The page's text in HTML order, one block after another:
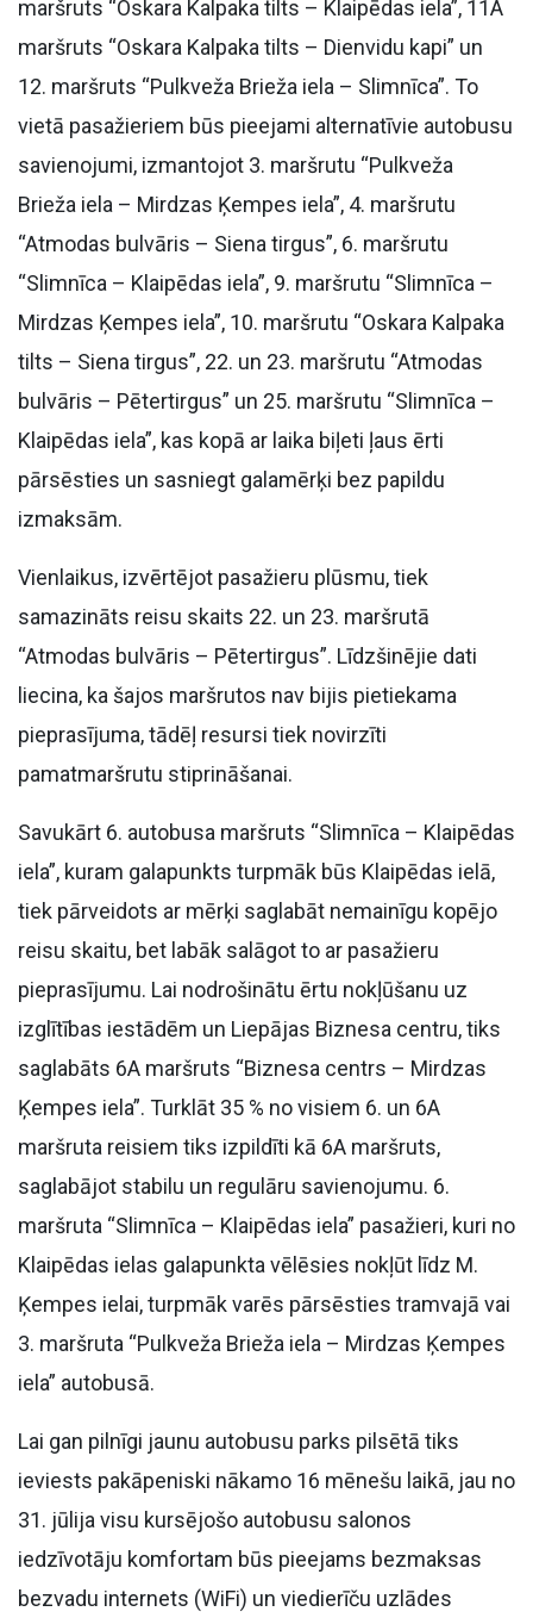
maršruts “Oskara Kalpaka tilts – Klaipēdas iela”, 11A
maršruts “Oskara Kalpaka tilts – Dienvidu kapi” un
12. maršruts “Pulkveža Brieža iela – Slimnīca”. To
vietā pasažieriem būs pieejami alternatīvie autobusu
savienojumi, izmantojot 3. maršrutu “Pulkveža
Brieža iela – Mirdzas Ķempes iela”, 4. maršrutu
“Atmodas bulvāris – Siena tirgus”, 6. maršrutu
“Slimnīca – Klaipēdas iela”, 9. maršrutu “Slimnīca –
Mirdzas Ķempes iela”, 10. maršrutu “Oskara Kalpaka
tilts – Siena tirgus”, 22. un 23. maršrutu “Atmodas
bulvāris – Pētertirgus” un 25. maršrutu “Slimnīca –
Klaipēdas iela”, kas kopā ar laika biļeti ļaus ērti
pārsēsties un sasniegt galamērķi bez papildu
izmaksām.
Vienlaikus, izvērtējot pasažieru plūsmu, tiek
samazināts reisu skaits 22. un 23. maršrutā
“Atmodas bulvāris – Pētertirgus”. Līdzšinējie dati
liecina, ka šajos maršrutos nav bijis pietiekama
pieprasījuma, tādēļ resursi tiek novirzīti
pamatmaršrutu stiprināšanai.
Savukārt 6. autobusa maršruts “Slimnīca – Klaipēdas
iela”, kuram galapunkts turpmāk būs Klaipēdas ielā,
tiek pārveidots ar mērķi saglabāt nemainīgu kopējo
reisu skaitu, bet labāk salāgot to ar pasažieru
pieprasījumu. Lai nodrošinātu ērtu nokļūšanu uz
izglītības iestādēm un Liepājas Biznesa centru, tiks
saglabāts 6A maršruts “Biznesa centrs – Mirdzas
Ķempes iela”. Turklāt 35 % no visiem 6. un 6A
maršruta reisiem tiks izpildīti kā 6A maršruts,
saglabājot stabilu un regulāru savienojumu. 6.
maršruta “Slimnīca – Klaipēdas iela” pasažieri, kuri no
Klaipēdas ielas galapunkta vēlēsies nokļūt līdz M.
Ķempes ielai, turpmāk varēs pārsēsties tramvajā vai
3. maršruta “Pulkveža Brieža iela – Mirdzas Ķempes
iela” autobusā.
Lai gan pilnīgi jaunu autobusu parks pilsētā tiks
ieviests pakāpeniski nākamo 16 mēnešu laikā, jau no
31. jūlija visu kursējošo autobusu salonos
iedzīvotāju komfortam būs pieejams bezmaksas
bezvadu internets (WiFi) un viedierīču uzlādes